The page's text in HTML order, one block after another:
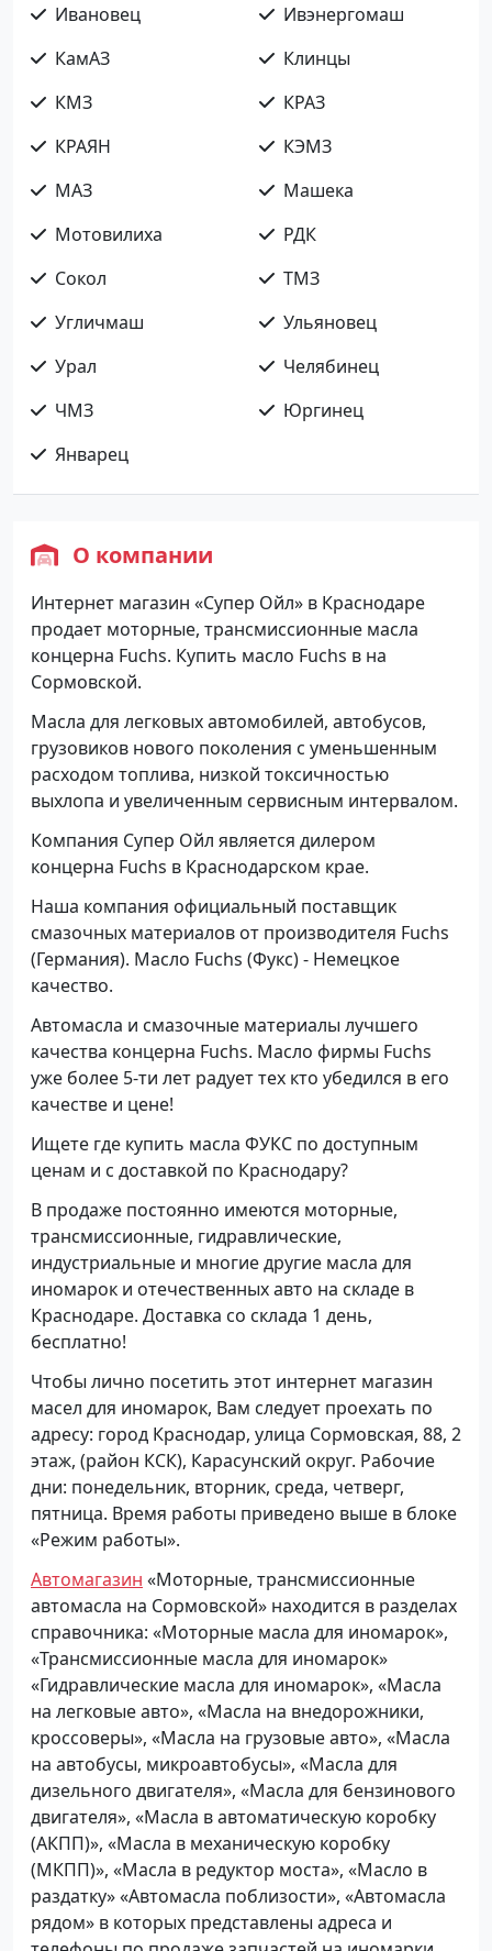
Ивановец
Ивэнергомаш
КамАЗ
Клинцы
КМЗ
КРАЗ
КРАЯН
КЭМЗ
МАЗ
Машека
Мотовилиха
РДК
Сокол
ТМЗ
Угличмаш
Ульяновец
Урал
Челябинец
ЧМЗ
Юргинец
Январец
О компании
Интернет магазин «Супер Ойл» в Краснодаре
продает моторные, трансмиссионные масла
концерна Fuchs. Купить масло Fuchs в на
Сормовской.
Масла для легковых автомобилей, автобусов,
грузовиков нового поколения с уменьшенным
расходом топлива, низкой токсичностью
выхлопа и увеличенным сервисным интервалом.
Компания Супер Ойл является дилером
концерна Fuchs в Краснодарском крае.
Наша компания официальный поставщик
смазочных материалов от производителя Fuchs
(Германия). Масло Fuchs (Фукс) - Немецкое
качество.
Автомасла и смазочные материалы лучшего
качества концерна Fuchs. Масло фирмы Fuchs
уже более 5-ти лет радует тех кто убедился в его
качестве и цене!
Ищете где купить масла ФУКС по доступным
ценам и с доставкой по Краснодару?
В продаже постоянно имеются моторные,
трансмиссионные, гидравлические,
индустриальные и многие другие масла для
иномарок и отечественных авто на складе в
Краснодаре. Доставка со склада 1 день,
бесплатно!
Чтобы лично посетить этот интернет магазин
масел для иномарок, Вам следует проехать по
адресу: город Краснодар, улица Сормовская, 88, 2
этаж, (район КСК), Карасунский округ. Рабочие
дни: понедельник, вторник, среда, четверг,
пятница. Время работы приведено выше в блоке
«Режим работы».
Автомагазин «Моторные, трансмиссионные
автомасла на Сормовской» находится в разделах
справочника: «Моторные масла для иномарок»,
«Трансмиссионные масла для иномарок»
«Гидравлические масла для иномарок», «Масла
на легковые авто», «Масла на внедорожники,
кроссоверы», «Масла на грузовые авто», «Масла
на автобусы, микроавтобусы», «Масла для
дизельного двигателя», «Масла для бензинового
двигателя», «Масла в автоматическую коробку
(АКПП)», «Масла в механическую коробку
(МКПП)», «Масла в редуктор моста», «Масло в
раздатку» «Автомасла поблизости», «Автомасла
рядом» в которых представлены адреса и